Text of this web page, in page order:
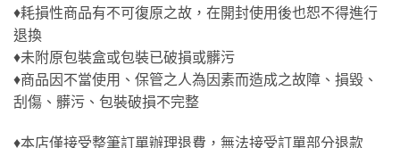
♦耗損性商品有不可復原之故，在開封使用後也恕不得進行
退換
♦未附原包裝盒或包裝已破損或髒污
♦商品因不當使用、保管之人為因素而造成之故障、損毀、
刮傷、髒污、包裝破損不完整
♦本店僅接受整筆訂單辦理退費，無法接受訂單部分退款